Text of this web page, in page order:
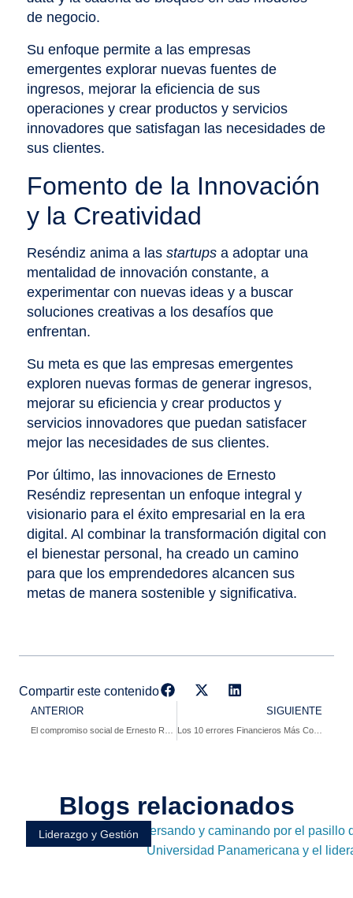
de negocio.
Su enfoque permite a las empresas
emergentes explorar nuevas fuentes de
ingresos, mejorar la eficiencia de sus
operaciones y crear productos y servicios
innovadores que satisfagan las necesidades de
sus clientes.
Fomento de la Innovación
y la Creatividad
Reséndiz anima a las startups a adoptar una
mentalidad de innovación constante, a
experimentar con nuevas ideas y a buscar
soluciones creativas a los desafíos que
enfrentan.
Su meta es que las empresas emergentes
exploren nuevas formas de generar ingresos,
mejorar su eficiencia y crear productos y
servicios innovadores que puedan satisfacer
mejor las necesidades de sus clientes.
Por último, las innovaciones de Ernesto
Reséndiz representan un enfoque integral y
visionario para el éxito empresarial en la era
digital. Al combinar la transformación digital con
el bienestar personal, ha creado un camino
para que los emprendedores alcancen sus
metas de manera sostenible y significativa.
Compartir este contenido
ANTERIOR SIGUIENTE
Los 10 errores Financieros Más Comunes y Cómo Evitarlos
Blogs relacionados
Liderazgo y Gestión